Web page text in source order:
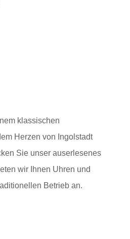
klassischen
Herzen von Ingolstadt
Sie unser auserlesenes
wir Ihnen Uhren und
Betrieb an.